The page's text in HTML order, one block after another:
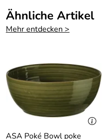
Ähnliche Artikel
Mehr entdecken >
ASA Poké Bowl poke